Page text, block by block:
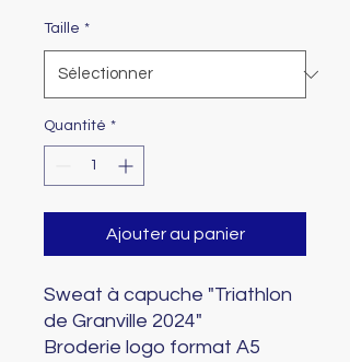
Taille *
Quantité *
Ajouter au panier
Sweat à capuche "Triathlon
de Granville 2024"
Broderie logo format A5